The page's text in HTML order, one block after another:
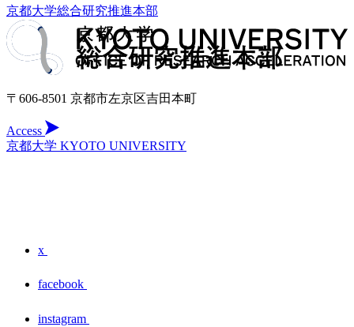
京都大学総合研究推進本部
〒606-8501 京都市左京区吉田本町
Access
京都大学 KYOTO UNIVERSITY
x
facebook
instagram